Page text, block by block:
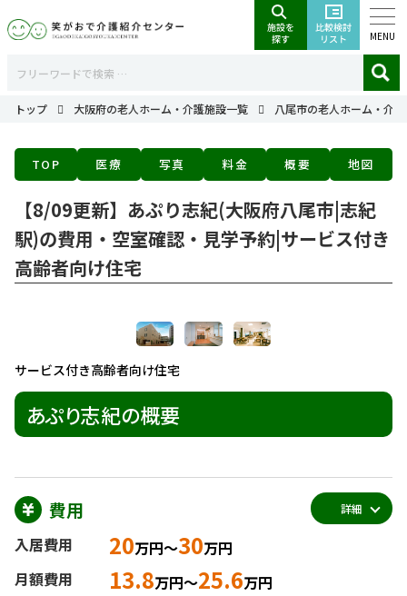
MENU
トップ 大阪府の老人ホーム・介護施設一覧 八尾市の老人ホーム・介
TOP 医療 写真 料金 概要 地図
【8/09更新】あぷり志紀(大阪府八尾市|志紀
駅)の費用・空室確認・見学予約|サービス付き
高齢者向け住宅
サービス付き高齢者向け住宅
あぷり志紀の概要
費用
入居費用 20万円～30万円
月額費用
13.8万円～25.6万円
詳細